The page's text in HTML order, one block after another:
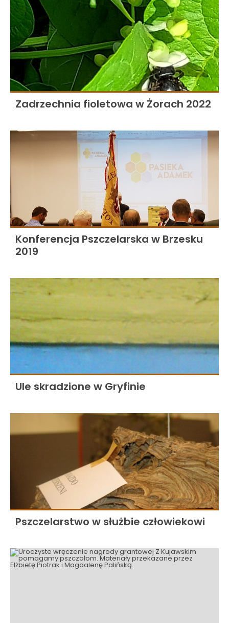
Zadrzechnia fioletowa w Żorach 2022
Konferencja Pszczelarska w Brzesku
2019
Ule skradzione w Gryfinie
Pszczelarstwo w służbie człowiekowi